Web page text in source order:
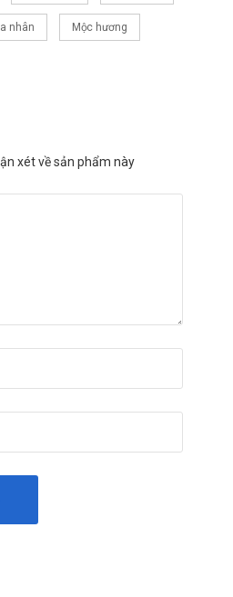
nhân Mộc hương
xét về sản phẩm này